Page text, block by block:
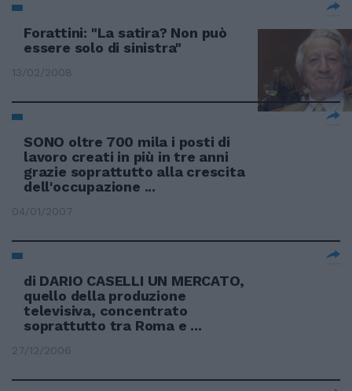
Forattini: "La satira? Non può
essere solo di sinistra"
13/02/2008
SONO oltre 700 mila i posti di
lavoro creati in più in tre anni
grazie soprattutto alla crescita
dell'occupazione ...
04/01/2007
di DARIO CASELLI UN MERCATO,
quello della produzione
televisiva, concentrato
soprattutto tra Roma e ...
27/12/2006